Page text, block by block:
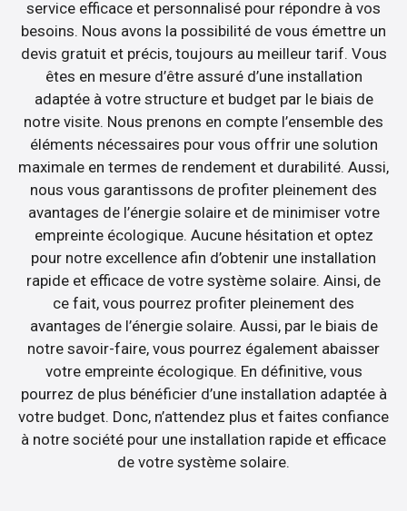
service efficace et personnalisé pour répondre à vos
besoins. Nous avons la possibilité de vous émettre un
devis gratuit et précis, toujours au meilleur tarif. Vous
êtes en mesure d’être assuré d’une installation
adaptée à votre structure et budget par le biais de
notre visite. Nous prenons en compte l’ensemble des
éléments nécessaires pour vous offrir une solution
maximale en termes de rendement et durabilité. Aussi,
nous vous garantissons de profiter pleinement des
avantages de l’énergie solaire et de minimiser votre
empreinte écologique. Aucune hésitation et optez
pour notre excellence afin d’obtenir une installation
rapide et efficace de votre système solaire. Ainsi, de
ce fait, vous pourrez profiter pleinement des
avantages de l’énergie solaire. Aussi, par le biais de
notre savoir-faire, vous pourrez également abaisser
votre empreinte écologique. En définitive, vous
pourrez de plus bénéficier d’une installation adaptée à
votre budget. Donc, n’attendez plus et faites confiance
à notre société pour une installation rapide et efficace
de votre système solaire.